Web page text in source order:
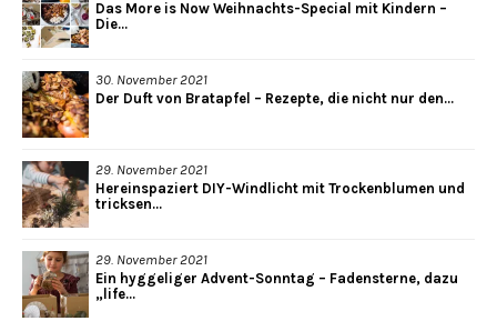
Das More is Now Weihnachts-Special mit Kindern –
Die...
30. November 2021
Der Duft von Bratapfel – Rezepte, die nicht nur den...
29. November 2021
Hereinspaziert DIY-Windlicht mit Trockenblumen und
tricksen...
29. November 2021
Ein hyggeliger Advent-Sonntag – Fadensterne, dazu
„life...